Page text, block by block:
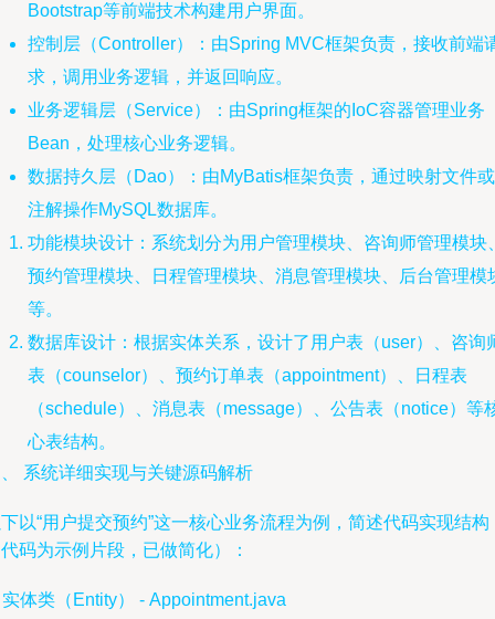
Bootstrap等前端技术构建用户界面。
控制层（Controller）：由Spring MVC框架负责，接收前端
求，调用业务逻辑，并返回响应。
业务逻辑层（Service）：由Spring框架的IoC容器管理业务
Bean，处理核心业务逻辑。
数据持久层（Dao）：由MyBatis框架负责，通过映射文件或
注解操作MySQL数据库。
功能模块设计：系统划分为用户管理模块、咨询师管理模块
预约管理模块、日程管理模块、消息管理模块、后台管理模
等。
数据库设计：根据实体关系，设计了用户表（user）、咨询
表（counselor）、预约订单表（appointment）、日程表
（schedule）、消息表（message）、公告表（notice）等
心表结构。
系统详细实现与关键源码解析
以“用户提交预约”这一核心业务流程为例，简述代码实现结构
码为示例片段，已做简化）：
体类（Entity） - Appointment.java